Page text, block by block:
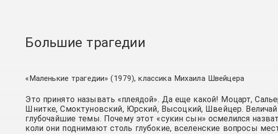
Большие трагедии
«Маленькие трагедии» (1979), классика Михаила Швейцера
Это принято называть «плеядой». Да еще какой! Моцарт,
Шнитке, Смоктуновский, Юрский, Высоцкий, Швейцер.
глубочайшие темы. Почему этот «сукин сын» осмелился
коли они поднимают столь глубокие, вселенские вопросы